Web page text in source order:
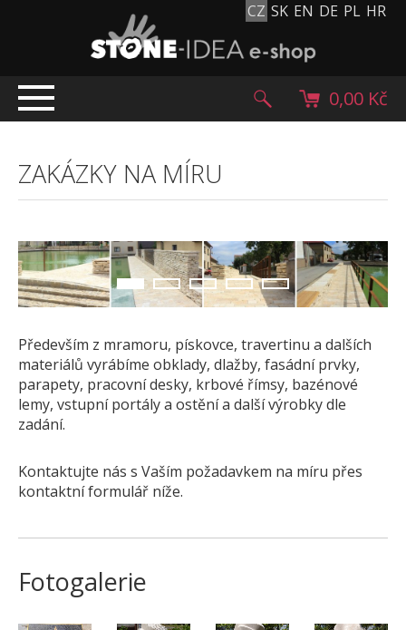
CZ SK EN DE PL HR
TOP NABÍDKA
PRODUKTY
Dlažební kostky
Historické dlažební kostky
Kamenný koberec
Kamenné dlažby a obklady
Oblázky, valouny a granulát
Pískovec
Kamenné bloky
BERA GRAVEL FIX
Terazzo
0,00 Kč
ZAKÁZKY NA MÍRU
Především z mramoru, pískovce, travertinu a dalších
materiálů vyrábíme obklady, dlažby, fasádní prvky,
parapety, pracovní desky, krbové římsy, bazénové
lemy, vstupní portály a ostění a další výrobky dle
zadání.
Kontaktujte nás s Vaším požadavkem na míru přes
kontaktní formulář níže.
Fotogalerie